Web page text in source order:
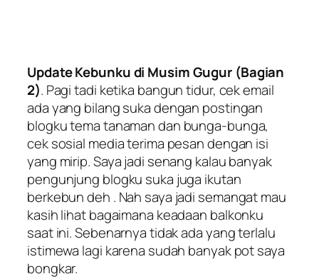
Update Kebunku di Musim Gugur (Bagian
2). Pagi tadi ketika bangun tidur, cek email
ada yang bilang suka dengan postingan
blogku tema tanaman dan bunga-bunga,
cek sosial media terima pesan dengan isi
yang mirip. Saya jadi senang kalau banyak
pengunjung blogku suka juga ikutan
berkebun deh . Nah saya jadi semangat mau
kasih lihat bagaimana keadaan balkonku
saat ini. Sebenarnya tidak ada yang terlalu
istimewa lagi karena sudah banyak pot saya
bongkar.